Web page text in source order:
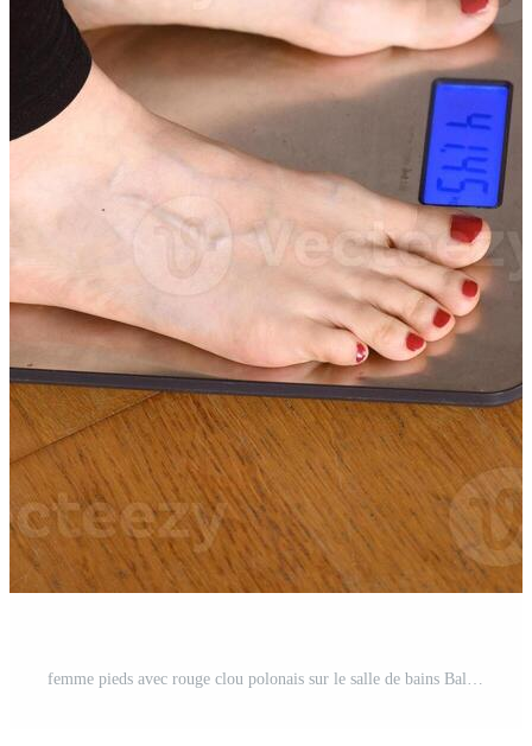
femme pieds avec rouge clou polonais sur le salle de bains Balance Photo Pro